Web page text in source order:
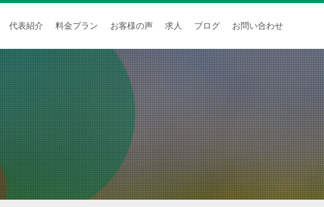
代表紹介 料金プラン お客様の声 求人 ブログ お問い合わせ